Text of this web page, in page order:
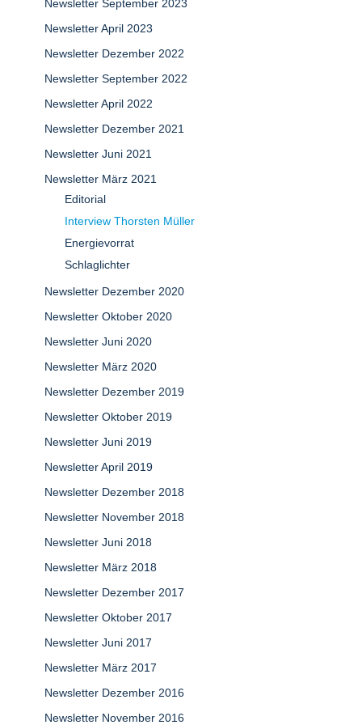
Newsletter September 2023
Newsletter April 2023
Newsletter Dezember 2022
Newsletter September 2022
Newsletter April 2022
Newsletter Dezember 2021
Newsletter Juni 2021
Newsletter März 2021
Editorial
Interview Thorsten Müller
Energievorrat
Schlaglichter
Newsletter Dezember 2020
Newsletter Oktober 2020
Newsletter Juni 2020
Newsletter März 2020
Newsletter Dezember 2019
Newsletter Oktober 2019
Newsletter Juni 2019
Newsletter April 2019
Newsletter Dezember 2018
Newsletter November 2018
Newsletter Juni 2018
Newsletter März 2018
Newsletter Dezember 2017
Newsletter Oktober 2017
Newsletter Juni 2017
Newsletter März 2017
Newsletter Dezember 2016
Newsletter November 2016